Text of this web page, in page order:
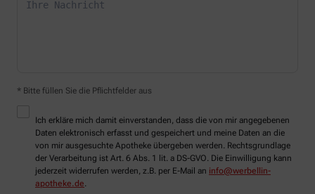
* Bitte füllen Sie die Pflichtfelder aus
Ich erkläre mich damit einverstanden, dass die von mir angegebenen
Daten elektronisch erfasst und gespeichert und meine Daten an die
von mir ausgesuchte Apotheke übergeben werden. Rechtsgrundlage
der Verarbeitung ist Art. 6 Abs. 1 lit. a DS-GVO. Die Einwilligung kann
jederzeit widerrufen werden, z.B. per E-Mail an info@werbellin-
apotheke.de.